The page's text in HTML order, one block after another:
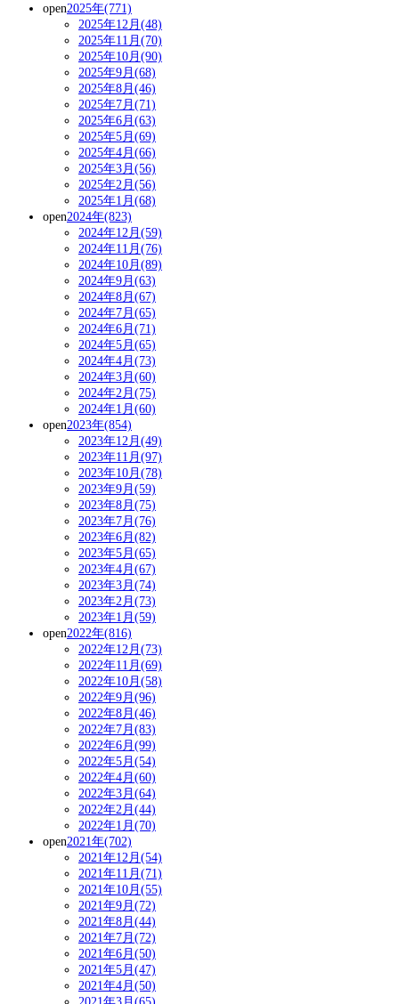
open2025年(771)
2025年12月(48)
2025年11月(70)
2025年10月(90)
2025年9月(68)
2025年8月(46)
2025年7月(71)
2025年6月(63)
2025年5月(69)
2025年4月(66)
2025年3月(56)
2025年2月(56)
2025年1月(68)
open2024年(823)
2024年12月(59)
2024年11月(76)
2024年10月(89)
2024年9月(63)
2024年8月(67)
2024年7月(65)
2024年6月(71)
2024年5月(65)
2024年4月(73)
2024年3月(60)
2024年2月(75)
2024年1月(60)
open2023年(854)
2023年12月(49)
2023年11月(97)
2023年10月(78)
2023年9月(59)
2023年8月(75)
2023年7月(76)
2023年6月(82)
2023年5月(65)
2023年4月(67)
2023年3月(74)
2023年2月(73)
2023年1月(59)
open2022年(816)
2022年12月(73)
2022年11月(69)
2022年10月(58)
2022年9月(96)
2022年8月(46)
2022年7月(83)
2022年6月(99)
2022年5月(54)
2022年4月(60)
2022年3月(64)
2022年2月(44)
2022年1月(70)
open2021年(702)
2021年12月(54)
2021年11月(71)
2021年10月(55)
2021年9月(72)
2021年8月(44)
2021年7月(72)
2021年6月(50)
2021年5月(47)
2021年4月(50)